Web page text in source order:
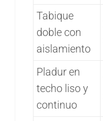
Tabique
doble con
aislamiento
Pladur en
techo liso y
continuo